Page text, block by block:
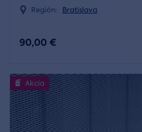
Región: Bratislava
90,00 €
Akcia